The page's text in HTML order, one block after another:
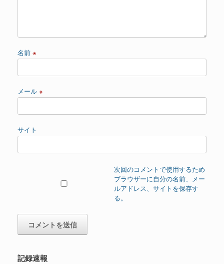
名前 ※
メール ※
サイト
次回のコメントで使用するため
ブラウザーに自分の名前、メー
ルアドレス、サイトを保存す
る。
記録速報